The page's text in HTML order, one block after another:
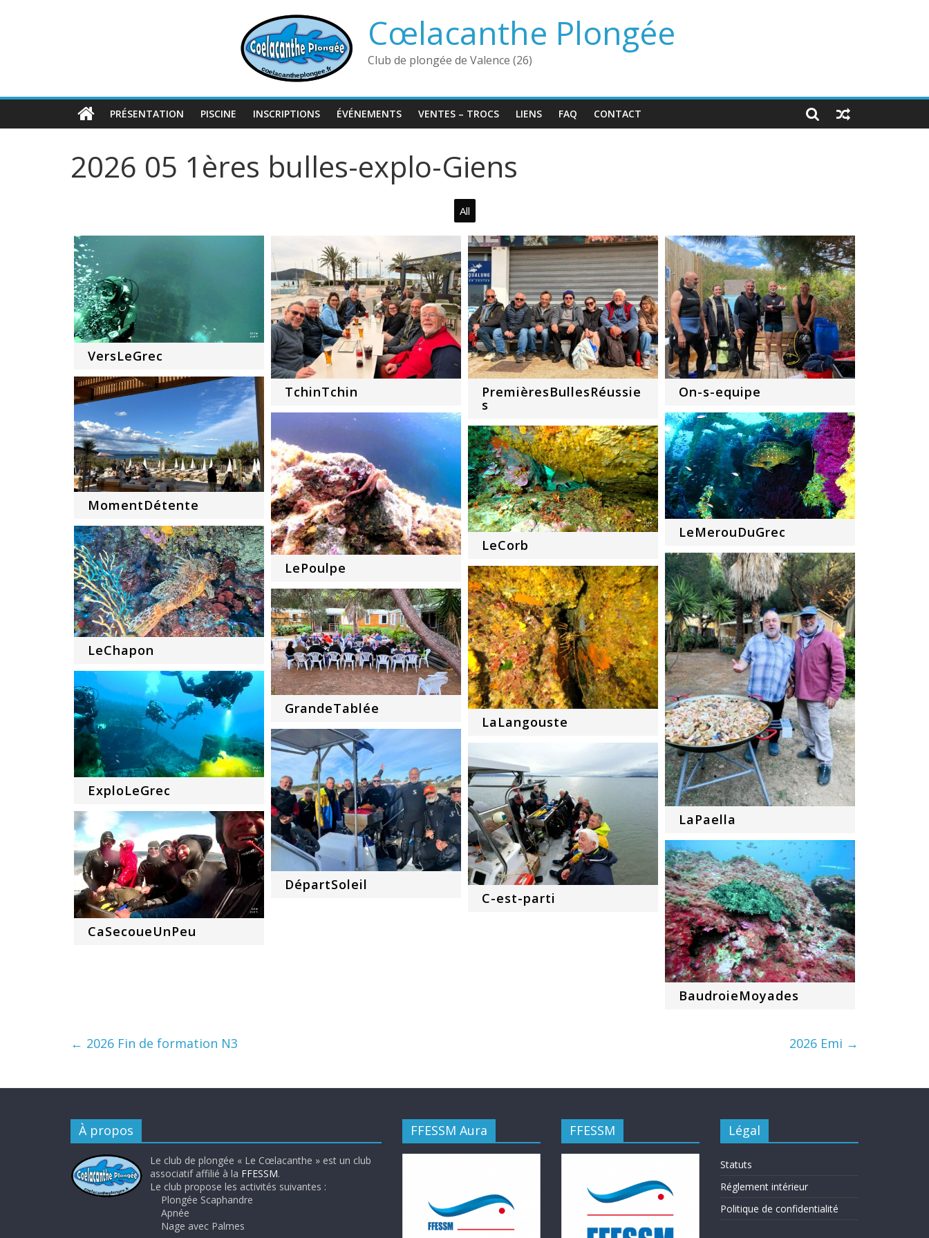
Cœlacanthe Plongée
Club de plongée de Valence (26)
PRÉSENTATION PISCINE INSCRIPTIONS ÉVÉNEMENTS VENTES – TROCS LIENS FAQ CONTACT
2026 05 1ères bulles-explo-Giens
All
VersLeGrec
MomentDétente
LeChapon
ExploLeGrec
CaSecoueUnPeu
TchinTchin
LePoulpe
GrandeTablée
DépartSoleil
PremièresBullesRéussie
s
LeCorb
LaLangouste
C-est-parti
On-s-equipe
LeMerouDuGrec
LaPaella
BaudroieMoyades
← 2026 Fin de formation N3 2026 Emi →
À propos
Le club de plongée « Le Cœlacanthe » est un club
associatif affilié à la FFESSM.
Le club propose les activités suivantes :
Plongée Scaphandre
Apnée
Nage avec Palmes
FFESSM Aura FFESSM Légal
Statuts
Réglement intérieur
Politique de confidentialité